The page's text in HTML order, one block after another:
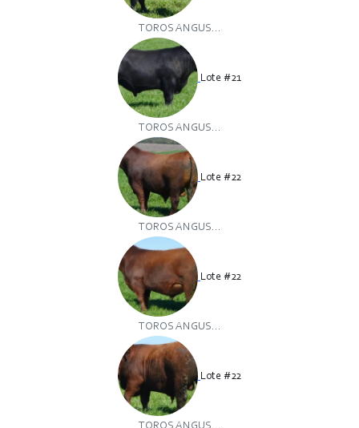
TOROS ANGUS...
Lote #21
TOROS ANGUS...
Lote #22
TOROS ANGUS...
Lote #22
TOROS ANGUS...
Lote #22